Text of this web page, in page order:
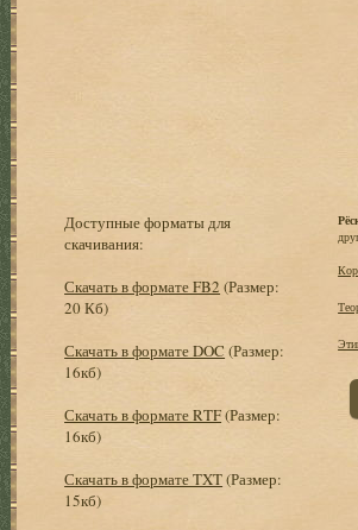
Доступные форматы для
скачивания:
Скачать в формате FB2 (Размер:
20 Кб)
Скачать в формате DOC (Размер:
16кб)
Скачать в формате RTF(Размер:
16кб)
Скачать в формате TXT(Размер:
15кб)